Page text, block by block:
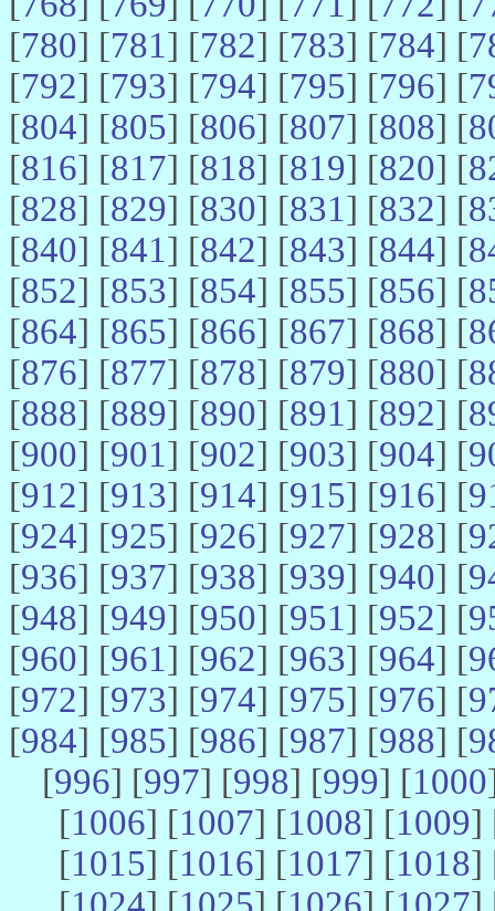
[780] [781] [782] [783] [784] [
[792] [793] [794] [795] [796] [
[804] [805] [806] [807] [808] [
[816] [817] [818] [819] [820] [
[828] [829] [830] [831] [832] [
[840] [841] [842] [843] [844] [
[852] [853] [854] [855] [856] [
[864] [865] [866] [867] [868] [
[876] [877] [878] [879] [880] [
[888] [889] [890] [891] [892] [
[900] [901] [902] [903] [904] [
[912] [913] [914] [915] [916] [
[924] [925] [926] [927] [928] [
[936] [937] [938] [939] [940] [
[948] [949] [950] [951] [952] [
[960] [961] [962] [963] [964] [
[972] [973] [974] [975] [976] [
[984] [985] [986] [987] [988] [
[996] [997] [998] [999] [1000
[1006] [1007] [1008] [1009]
[1015] [1016] [1017] [1018]